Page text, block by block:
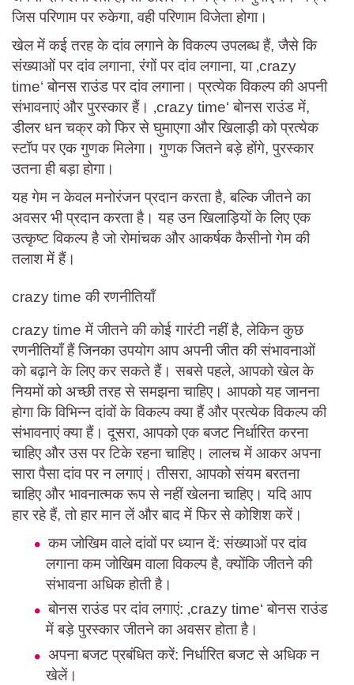
जिस परिणाम पर रुकेगा, वही परिणाम विजेता होगा।
खेल में कई तरह के दांव लगाने के विकल्प उपलब्ध हैं, जैसे कि
संख्याओं पर दांव लगाना, रंगों पर दांव लगाना, या ‚crazy
time‘ बोनस राउंड पर दांव लगाना। प्रत्येक विकल्प की अपनी
संभावनाएं और पुरस्कार हैं। ‚crazy time‘ बोनस राउंड में,
डीलर धन चक्र को फिर से घुमाएगा और खिलाड़ी को प्रत्येक
स्टॉप पर एक गुणक मिलेगा। गुणक जितने बड़े होंगे, पुरस्कार
उतना ही बड़ा होगा।
यह गेम न केवल मनोरंजन प्रदान करता है, बल्कि जीतने का
अवसर भी प्रदान करता है। यह उन खिलाड़ियों के लिए एक
उत्कृष्ट विकल्प है जो रोमांचक और आकर्षक कैसीनो गेम की
तलाश में हैं।
crazy time की रणनीतियाँ
crazy time में जीतने की कोई गारंटी नहीं है, लेकिन कुछ
रणनीतियाँ हैं जिनका उपयोग आप अपनी जीत की संभावनाओं
को बढ़ाने के लिए कर सकते हैं। सबसे पहले, आपको खेल के
नियमों को अच्छी तरह से समझना चाहिए। आपको यह जानना
होगा कि विभिन्न दांवों के विकल्प क्या हैं और प्रत्येक विकल्प की
संभावनाएं क्या हैं। दूसरा, आपको एक बजट निर्धारित करना
चाहिए और उस पर टिके रहना चाहिए। लालच में आकर अपना
सारा पैसा दांव पर न लगाएं। तीसरा, आपको संयम बरतना
चाहिए और भावनात्मक रूप से नहीं खेलना चाहिए। यदि आप
हार रहे हैं, तो हार मान लें और बाद में फिर से कोशिश करें।
कम जोखिम वाले दांवों पर ध्यान दें: संख्याओं पर दांव
लगाना कम जोखिम वाला विकल्प है, क्योंकि जीतने की
संभावना अधिक होती है।
बोनस राउंड पर दांव लगाएं: ‚crazy time‘ बोनस राउंड
में बड़े पुरस्कार जीतने का अवसर होता है।
अपना बजट प्रबंधित करें: निर्धारित बजट से अधिक न
खेलें।